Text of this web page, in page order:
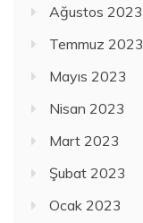
Ağustos 2023
Temmuz 2023
Mayıs 2023
Nisan 2023
Mart 2023
Şubat 2023
Ocak 2023